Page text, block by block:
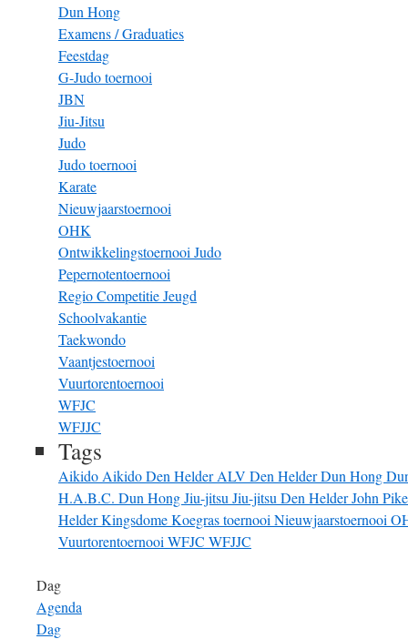
Dun Hong
Examens / Graduaties
Feestdag
G-Judo toernooi
JBN
Jiu-Jitsu
Judo
Judo toernooi
Karate
Nieuwjaarstoernooi
OHK
Ontwikkelingstoernooi Judo
Pepernotentoernooi
Regio Competitie Jeugd
Schoolvakantie
Taekwondo
Vaantjestoernooi
Vuurtorentoernooi
WFJC
WFJJC
Tags
Aikido Aikido Den HelderALV Den HelderDun Hong
H.A.B.C. Dun HongJiu-jitsu Jiu-jitsu Den HelderJohn
HelderKingsdomeKoegras toernooi Nieuwjaarstoernooi
Vuurtorentoernooi WFJC WFJJC
Dag
Agenda
Dag